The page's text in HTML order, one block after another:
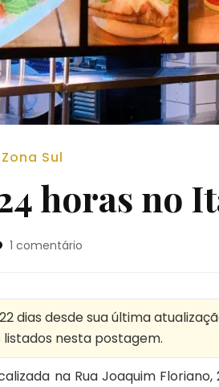
Zona Sul
horas no
1 comentário
lanchonete
24
no
Itaim
dias desde sua última
nesta postagem.
na Rua Joaquim